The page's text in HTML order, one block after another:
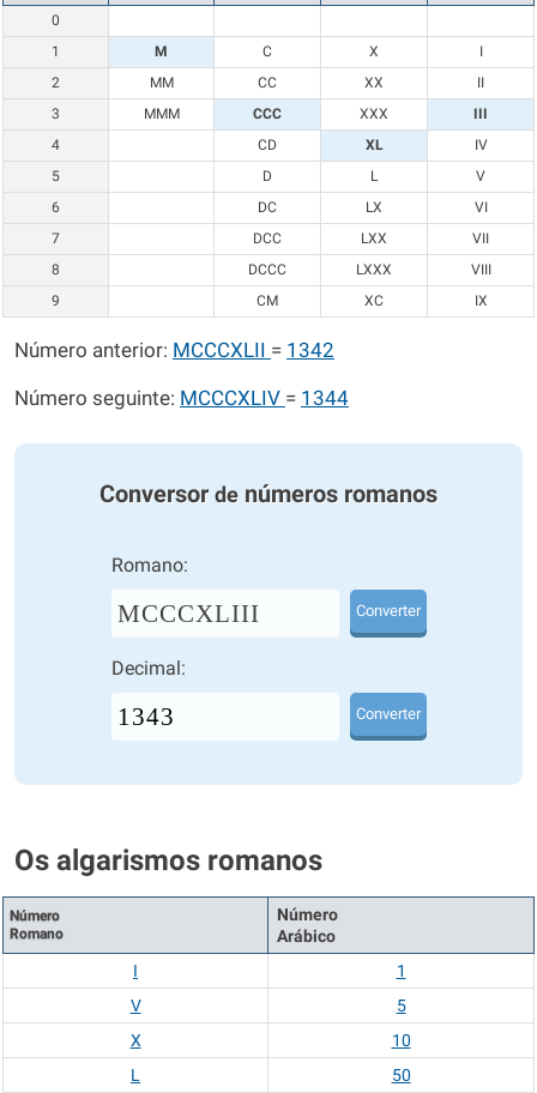
0
1
M C X
I
2
MM CC XX
II
3
MMM CCC XXX
III
4
CD XL
IV
5
D L
V
6
DC LX
VI
7
DCC LXX
VII
8
DCCC LXXX
VIII
9
CM XC IX
Número anterior: MCCCXLII = 1342
Número seguinte: MCCCXLIV = 1344
Conversor de números romanos
Romano:
MCCCXLIII Converter
Decimal:
Converter
Os algarismos romanos
Número
Romano
Número
Arábico
I
1
V
5
X
10
L
50